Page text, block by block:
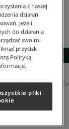
L.12.12 Concept
na zamek
z naszej
działań
Jeżeli
do działania
swoimi
przycisk
Polityką
pliki